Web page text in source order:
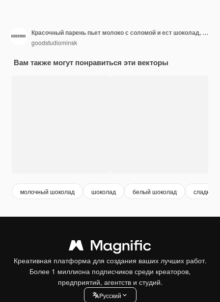
Красочный парень пьет молоко с соломой и ест шоколад, сидя на векторной плоской иллюстрации кресла. Голодный человек наслаждается безалкогольными напитками и закусками, изолированными на белом. Мужчина обедает или отдыхает.
goodstudiominsk
Вам также могут понравиться эти векторы
молочный шоколад шоколад белый шоколад сладкое
Креативная платформа для создания ваших лучших работ.
Более 1 миллиона подписчиков среди креаторов,
предприятий, агентств и студий.
Pусский